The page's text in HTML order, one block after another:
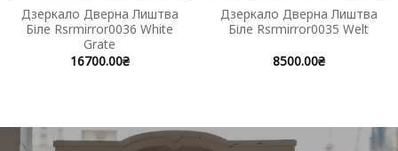
Дзеркало Дверна Лиштва
Біле Rsrmirror0036 White
Grate
16700.00₴
Дзеркало Дверна Лиштва
Біле Rsrmirror0035 Welt
8500.00₴